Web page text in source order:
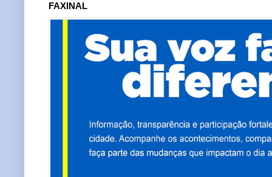
FAXINAL